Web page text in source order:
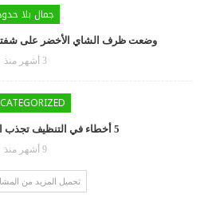
جمال بلا
وضعت ظرف الشاي الأخضر على
3 أشهر منذ
5 أخطاء في التنظيف تجذب الغبار إلى المنزل
9 أشهر منذ
تحميل المزيد من